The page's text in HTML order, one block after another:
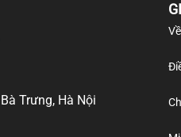
Trưng, Hà Nội